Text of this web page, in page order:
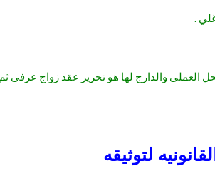
والدارج لها هو تحرير عقد زواج عرفى
لتوثيقه